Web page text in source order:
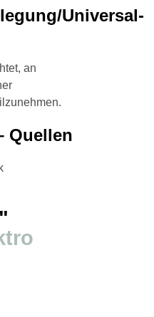
­Universal­
an
Quellen